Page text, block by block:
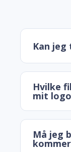
Kan
Hvilke
mit
Må jeg